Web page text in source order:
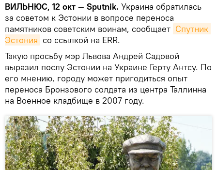
ВИЛЬНЮС, 12 окт — Sputnik. Украина обратилась
за советом к Эстонии в вопросе переноса
памятников советским воинам, сообщает Спутник
Эстония со ссылкой на ERR.
Такую просьбу мэр Львова Андрей Садовой
выразил послу Эстонии на Украине Герту Антсу. По
его мнению, городу может пригодиться опыт
переноса Бронзового солдата из центра Таллинна
на Военное кладбище в 2007 году.